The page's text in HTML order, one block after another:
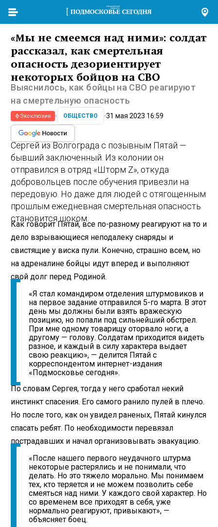
«Мы не смеемся над ними»: солдат
рассказал, как смертельная
опасность дезориентирует
некоторых бойцов на СВО
Выяснилось, как бойцы на СВО реагируют
на смертельную опасность
Эксклюзив ОБЩЕСТВО 31 мая 2023 16:59
Сергей из Волгограда с позывным Пятай —
бывший заключенный. Из колонии он
отправился в отряд «Шторм Z», откуда
добровольцев после обучения привезли на
передовую. Но даже для людей с отягощенным
прошлым ежедневная смертельная опасность
становится шоком.
Как говорит Пятай, все по-разному реагируют на то и
дело взрывающиеся неподалеку снаряды и
свистящие у виска пули. Конечно, страшно всем, но
на адреналине бойцы идут вперед и выполняют
свой долг перед Родиной.
«Я стал командиром отделения штурмовиков и
на первое задание отправился 5-го марта. В этот
день мы должны были взять вражескую
позицию, но попали под сильнейший обстрел.
При мне одному товарищу оторвало ноги, а
другому — голову. Солдатам приходится видеть
разное, и каждый в силу характера выдает
свою реакцию», — делится Пятай с
корреспондентом интернет-издания
«Подмосковье сегодня».
По словам Сергея, тогда у него сработал некий
инстинкт спасения. Его самого ранило пулей в плечо.
Но после того, как он увидел раненых, Пятай кинулся
спасать ребят. По необходимости перевязал
пострадавших и начал организовывать эвакуацию.
«После нашего первого неудачного штурма
некоторые растерялись и не понимали, что
делать. Но это тяжело морально. Мы понимаем
тех, кто теряется и не можем позволить себе
смеяться над ними. У каждого свой характер. Но
со временем все приходят в себя, уже
нормально реагируют, привыкают», —
объясняет боец.